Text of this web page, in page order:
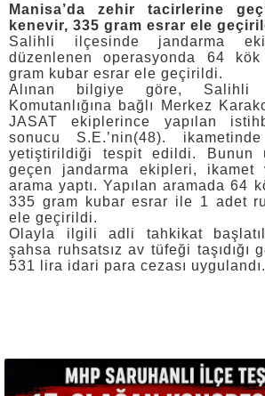
Manisa’da zehir tacirlerine
kenevir, 335 gram esrar ele
Salihli ilçesinde jandarma
düzenlenen operasyonda 64
gram kubar esrar ele geçirildi.
Alınan bilgiye göre, Salihli
Komutanlığına bağlı Merkez
JASAT ekiplerince yapılan
sonucu S.E.’nin(48).
yetiştirildiği tespit edildi. Bunun
geçen jandarma ekipleri, ikamet
arama yaptı. Yapılan aramada 64
335 gram kubar esrar ile 1 adet
ele geçirildi.
Olayla ilgili adli tahkikat
şahsa ruhsatsız av tüfeği taşıdığı
531 lira idari para cezası uygulandı.